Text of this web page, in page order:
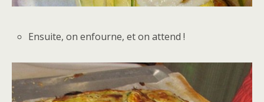
Ensuite, on enfourne, et on attend !